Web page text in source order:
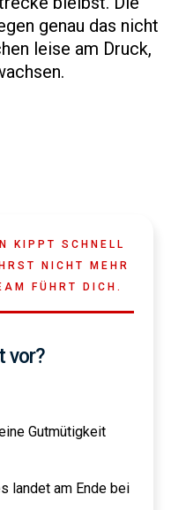
genau das nicht
leise am Druck,
KIPPT SCHNELL
NICHT MEHR
FÜHRT DICH.
vor?
Gutmütigkeit
landet am Ende bei